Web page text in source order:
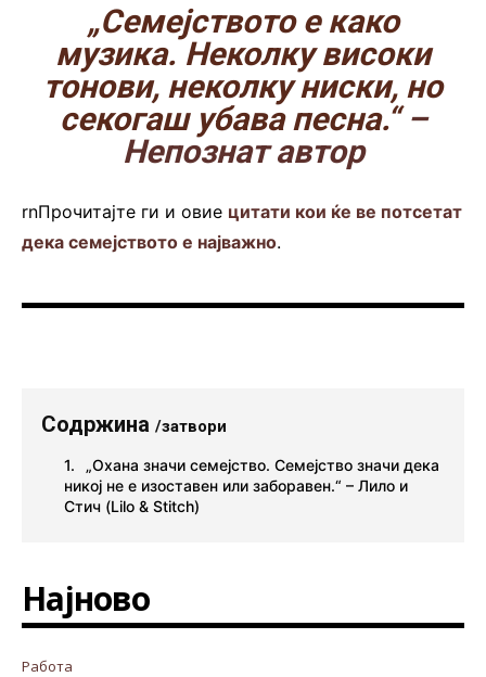
„Семејството е како
музика. Неколку високи
тонови, неколку ниски, но
секогаш убава песна.“–
Непознат автор
rnПрочитајте ги и овие цитати кои ќе ве потсетат
дека семејството е најважно.
Содржина /затвори
„Охана значи семејство. Семејство значи дека
никој не е изоставен или заборавен.“ – Лило и
Стич (Lilo & Stitch)
Најново
Работа